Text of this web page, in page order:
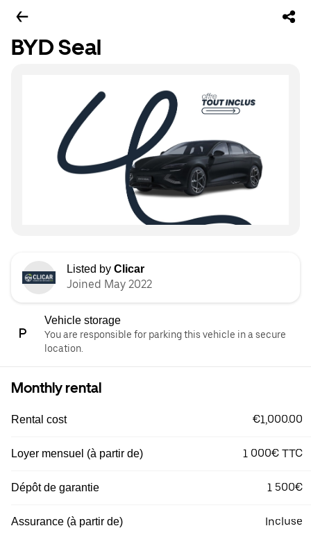
BYD Seal
Listed by Clicar
Joined May 2022
Vehicle storage
You are responsible for parking this vehicle in a secure
location.
Monthly rental
Rental cost €1,000.00
Loyer mensuel (à partir de) 1 000€ TTC
Dépôt de garantie 1 500€
Assurance (à partir de) Incluse